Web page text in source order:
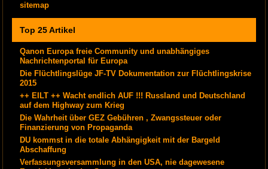
sitemap
Top 25 Artikel
Qanon Europa freie Community und unabhängiges
Nachrichtenportal für Europa
Die Flüchtlingslüge JF-TV Dokumentation zur Flüchtlingskrise
2015
++ EILT ++ Wacht endlich AUF !!! Russland und Deutschland
auf dem Highway zum Krieg
Die Wahrheit über GEZ Gebühren , Zwangssteuer oder
Finanzierung von Propaganda
DU kommst in die totale Abhängigkeit mit der Bargeld
Abschaffung
Verfassungsversammlung in den USA, nie dagewesene